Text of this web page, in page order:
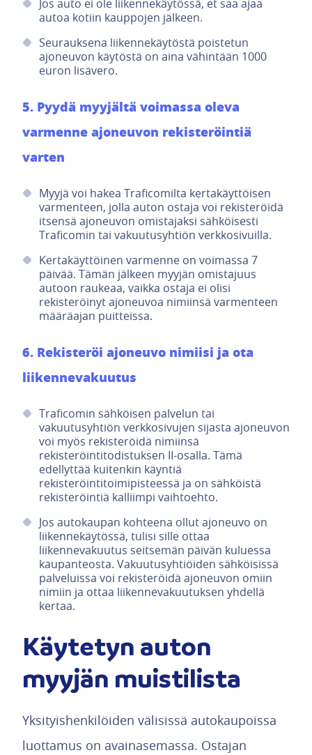
Jos auto ei ole liikennekäytössä, et saa ajaa
autoa kotiin kauppojen jälkeen.
Seurauksena liikennekäytöstä poistetun
ajoneuvon käytöstä on aina vähintään 1000
euron lisävero.
5. Pyydä myyjältä voimassa oleva
varmenne ajoneuvon rekisteröintiä
varten
Myyjä voi hakea Traficomilta kertakäyttöisen
varmenteen, jolla auton ostaja voi rekisteröidä
itsensä ajoneuvon omistajaksi sähköisesti
Traficomin tai vakuutusyhtiön verkkosivuilla.
Kertakäyttöinen varmenne on voimassa 7
päivää. Tämän jälkeen myyjän omistajuus
autoon raukeaa, vaikka ostaja ei olisi
rekisteröinyt ajoneuvoa nimiinsä varmenteen
määräajan puitteissa.
6. Rekisteröi ajoneuvo nimiisi ja ota
liikennevakuutus
Traficomin sähköisen palvelun tai
vakuutusyhtiön verkkosivujen sijasta ajoneuvon
voi myös rekisteröidä nimiinsä
rekisteröintitodistuksen II-osalla. Tämä
edellyttää kuitenkin käyntiä
rekisteröintitoimipisteessä ja on sähköistä
rekisteröintiä kalliimpi vaihtoehto.
Jos autokaupan kohteena ollut ajoneuvo on
liikennekäytössä, tulisi sille ottaa
liikennevakuutus seitsemän päivän kuluessa
kaupanteosta. Vakuutusyhtiöiden sähköisissä
palveluissa voi rekisteröidä ajoneuvon omiin
nimiin ja ottaa liikennevakuutuksen yhdellä
kertaa.
Käytetyn auton
myyjän muistilista
Yksityishenkilöiden välisissä autokaupoissa
luottamus on avainasemassa. Ostajan